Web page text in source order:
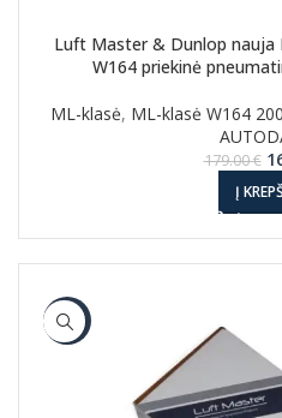
Luft Master & Dunlop nauja
W164 priekinė
ML-klasė, ML-klasė W164
179.00€
Į
-6%